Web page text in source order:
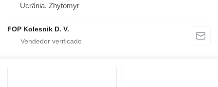
Ucrânia, Zhytomyr
FOP Kolesnik D. V.